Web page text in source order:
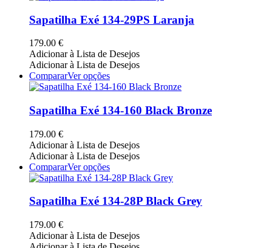
multiple
variants.
options
may
be
chosen
on
the
product
Sapatilha Exé 134-29PS Laranja
179.00 €
Adicionar à Lista de Desejos
Adicionar à Lista de Desejos
CompararVer opçõesThis
product
multiple
variants.
options
may
be
chosen
on
the
product
Sapatilha Exé 134-160 Black Bronze
179.00 €
Adicionar à Lista de Desejos
Adicionar à Lista de Desejos
CompararVer opçõesThis
product
multiple
options
may
Sapatilha Exé 134-28P Black Grey
179.00 €
Adicionar à Lista de Desejos